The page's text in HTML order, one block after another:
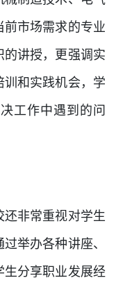
前市场需求的专业
讲授，更强调实
训和实践机会，学
工作中遇到的问
还非常重视对学生
举办各种讲座、
分享职业发展经